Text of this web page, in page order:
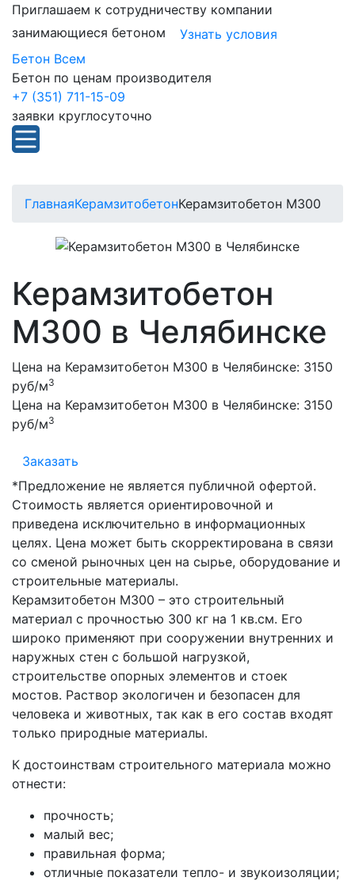
Приглашаем к сотрудничеству компании
занимающиеся бетоном
Узнать условия
Бетон Всем
Бетон по ценам производителя
+7 (351) 711-15-09
заявки круглосуточно
ГлавнаяКерамзитобетонКерамзитобетон М300
Керамзитобетон
М300 в Челябинске
Цена на Керамзитобетон М300 в Челябинске: 3150
руб/м3
Цена на Керамзитобетон М300 в Челябинске: 3150
руб/м3
Заказать
*Предложение не является публичной офертой.
Стоимость является ориентировочной и
приведена исключительно в информационных
целях. Цена может быть скорректирована в связи
со сменой рыночных цен на сырье, оборудование и
строительные материалы.
Керамзитобетон М300 – это строительный
материал с прочностью 300 кг на 1 кв.см. Его
широко применяют при сооружении внутренних и
наружных стен с большой нагрузкой,
строительстве опорных элементов и стоек
мостов. Раствор экологичен и безопасен для
человека и животных, так как в его состав входят
только природные материалы.
К достоинствам строительного материала можно
отнести:
прочность;
малый вес;
правильная форма;
отличные показатели тепло- и звукоизоляции;